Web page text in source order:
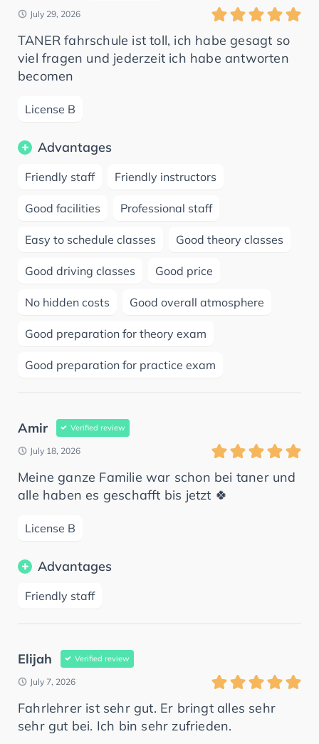
July 29, 2026
TANER fahrschule ist toll, ich habe gesagt so
viel fragen und jederzeit ich habe antworten
becomen
License B
Advantages
Friendly staff Friendly instructors
Good facilities Professional staff
Easy to schedule classes Good theory classes
Good driving classes Good price
No hidden costs Good overall atmosphere
Good preparation for theory exam
Good preparation for practice exam
Amir Verified review
July 18, 2026
Meine ganze Familie war schon bei taner und
alle haben es geschafft bis jetzt 🍀
License B
Advantages
Friendly staff
Elijah Verified review
July 7, 2026
Fahrlehrer ist sehr gut. Er bringt alles sehr
sehr gut bei. Ich bin sehr zufrieden.